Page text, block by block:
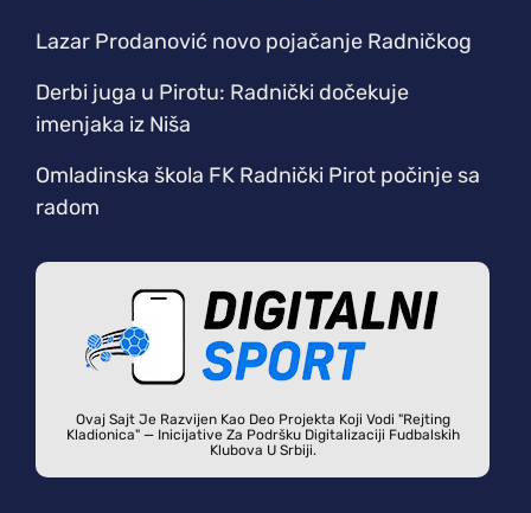
Lazar Prodanović novo pojačanje Radničkog
Derbi juga u Pirotu: Radnički dočekuje
imenjaka iz Niša
Omladinska škola FK Radnički Pirot počinje sa
radom
Ovaj Sajt Je Razvijen Kao Deo Projekta Koji Vodi "Rejting
Kladionica" — Inicijative Za Podršku Digitalizaciji Fudbalskih
Klubova U Srbiji.